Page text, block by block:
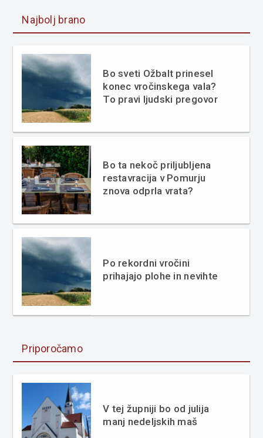
Najbolj brano
Bo sveti Ožbalt prinesel
konec vročinskega vala?
To pravi ljudski pregovor
Bo ta nekoč priljubljena
restavracija v Pomurju
znova odprla vrata?
Po rekordni vročini
prihajajo plohe in nevihte
Priporočamo
V tej župniji bo od julija
manj nedeljskih maš